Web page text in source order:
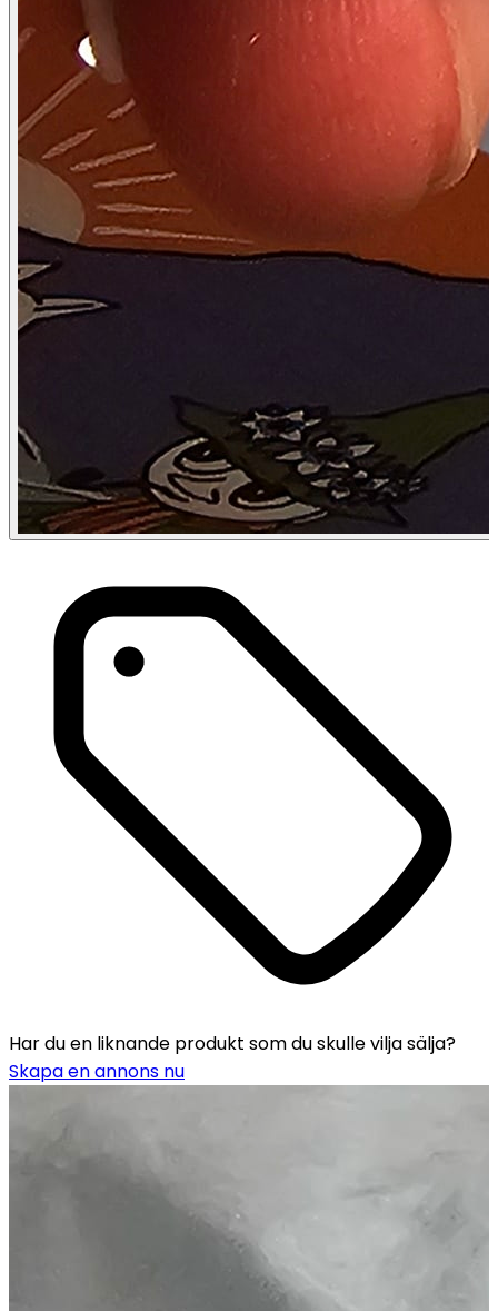
Har du en liknande produkt som du skulle vilja sälja?
Skapa en annons nu